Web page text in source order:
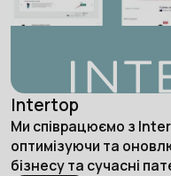
Intertop
Ми cпіврацюємо з
оптимізуючи та
бізнесу та сучасні